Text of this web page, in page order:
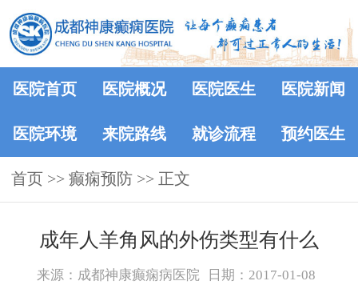
医院首页 医院概况 医院医生 医院新闻
医院环境 来院路线 就诊流程 预约医生
首页 >> 癫痫预防 >> 正文
成年人羊角风的外伤类型有什么
来源：成都神康癫痫病医院 日期：2017-01-08